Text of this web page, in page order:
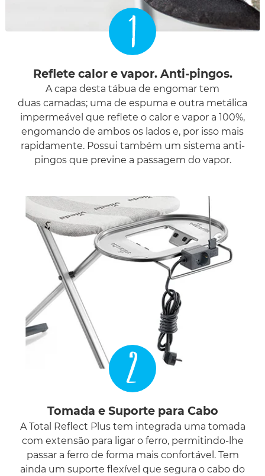
1
Reflete calor e vapor. Anti-pingos.
A capa desta tábua de engomar tem
duas camadas; uma de espuma e outra metálica
impermeável que reflete o calor e vapor a 100%,
engomando de ambos os lados e, por isso mais
rapidamente. Possui também um sistema anti-
pingos que previne a passagem do vapor.
2
Tomada e Suporte para Cabo
A Total Reflect Plus tem integrada uma tomada
com extensão para ligar o ferro, permitindo-lhe
passar a ferro de forma mais confortável. Tem
ainda um suporte flexível que segura o cabo do